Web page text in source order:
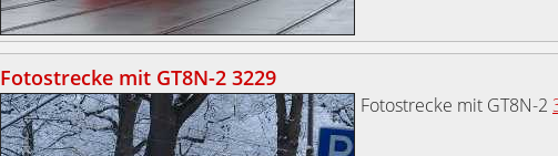
Fotostrecke mit GT8N-2 3229
Fotostrecke mit GT8N-2